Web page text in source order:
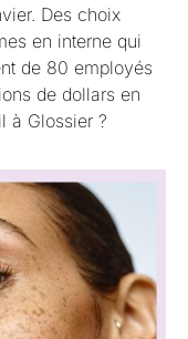
Des choix
en interne qui
de 80 employés
de dollars en
à Glossier ?